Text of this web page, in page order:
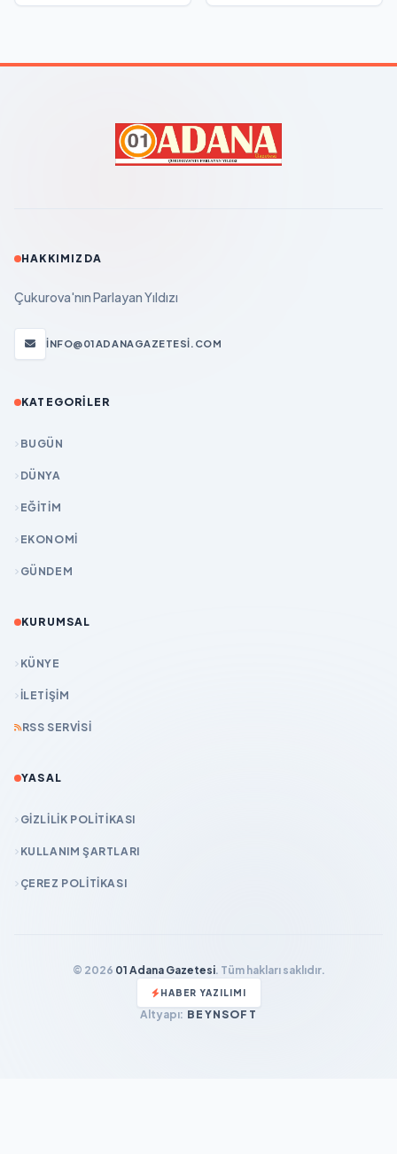
HAKKIMIZDA
Çukurova'nın Parlayan Yıldızı
INFO@01ADANAGAZETESI.COM
KATEGORILER
BUGÜN
DÜNYA
EĞİTİM
EKONOMİ
GÜNDEM
KURUMSAL
KÜNYE
İLETIŞIM
RSS SERVISI
YASAL
GIZLILIK POLITIKASI
KULLANIM ŞARTLARI
ÇEREZ POLITIKASI
© 2026 01 Adana Gazetesi. Tüm hakları saklıdır.
HABER YAZILIMI
Altyapı: BEYNSOFT